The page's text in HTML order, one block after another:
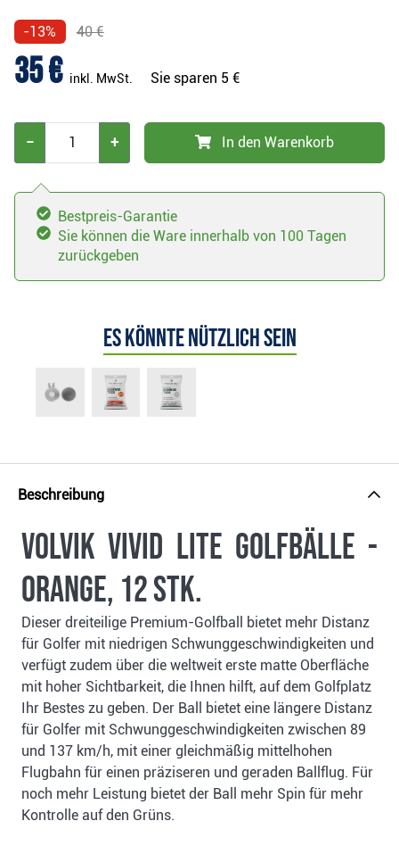
-13% 40 €
35 € inkl. MwSt. Sie sparen 5 €
− + In den Warenkorb
Bestpreis-Garantie
Sie können die Ware innerhalb von 100 Tagen
zurückgeben
Es könnte nützlich sein
Beschreibung
Volvik Vivid Lite Golfbälle -
orange, 12 Stk.
Dieser dreiteilige Premium-Golfball bietet mehr Distanz
für Golfer mit niedrigen Schwunggeschwindigkeiten und
verfügt zudem über die weltweit erste matte Oberfläche
mit hoher Sichtbarkeit, die Ihnen hilft, auf dem Golfplatz
Ihr Bestes zu geben. Der Ball bietet eine längere Distanz
für Golfer mit Schwunggeschwindigkeiten zwischen 89
und 137 km/h, mit einer gleichmäßig mittelhohen
Flugbahn für einen präziseren und geraden Ballflug. Für
noch mehr Leistung bietet der Ball mehr Spin für mehr
Kontrolle auf den Grüns.